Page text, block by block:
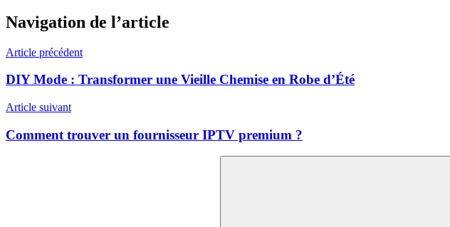
Navigation de l’article
Article précédent
DIY Mode : Transformer une Vieille Chemise en Robe d’Été
Article suivant
Comment trouver un fournisseur IPTV premium ?